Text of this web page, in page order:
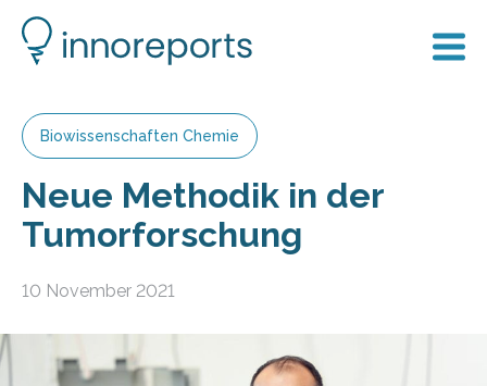
Biowissenschaften Chemie
Neue Methodik in der
Tumorforschung
10 November 2021